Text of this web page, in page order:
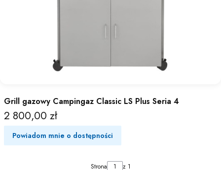
Grill gazowy Campingaz Classic LS Plus Seria 4
Cena
2 800,00 zł
Powiadom mnie o dostępności
Strona z 1